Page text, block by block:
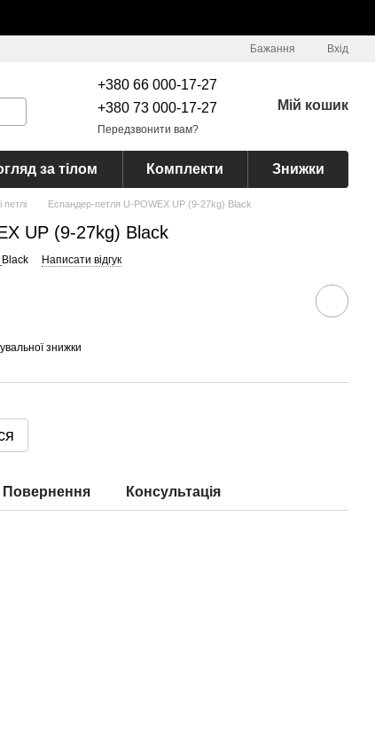
Бажання Вхід
+380 66 000-17-27
+380 73 000-17-27
Передзвонити вам?
Мій кошик
за тілом Комплекти Знижки
петлі Еспандер-петля U-POWEX UP (9-27kg) Black
UP (9-27kg) Black
Написати відгук
знижки
Повернення Консультація